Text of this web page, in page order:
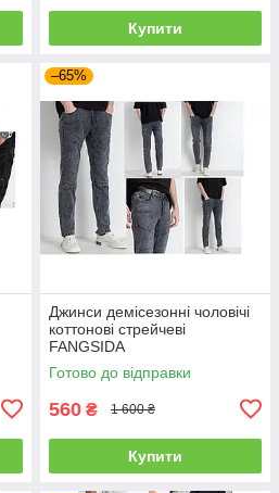
Купити
–65%
Джинси демісезонні чоловічі
коттонові стрейчеві
FANGSIDA
Готово до відправки
560 ₴ 1 600 ₴
Купити